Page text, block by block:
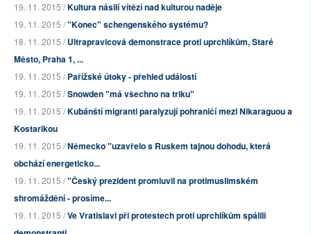
19. 11. 2015 /Kultura násilí vítězí nad kulturou naděje
19. 11. 2015 /"Konec" schengenského systému?
18. 11. 2015 /Ultrapravicová demonstrace proti uprchlíkům, Staré
Město, Praha 1, ...
19. 11. 2015 /Pařížské útoky - přehled událostí
19. 11. 2015 /Snowden "má všechno na triku"
19. 11. 2015 /Kubánští migranti paralyzují pohraničí mezi Nikaraguou a
Kostarikou
19. 11. 2015 /Německo "uzavřelo s Ruskem tajnou dohodu, která
obchází energeticko...
19. 11. 2015 /"Český prezident promluvil na protimuslimském
shromáždění - prosíme...
19. 11. 2015 /Ve Vratislavi při protestech proti uprchlíkům spálili